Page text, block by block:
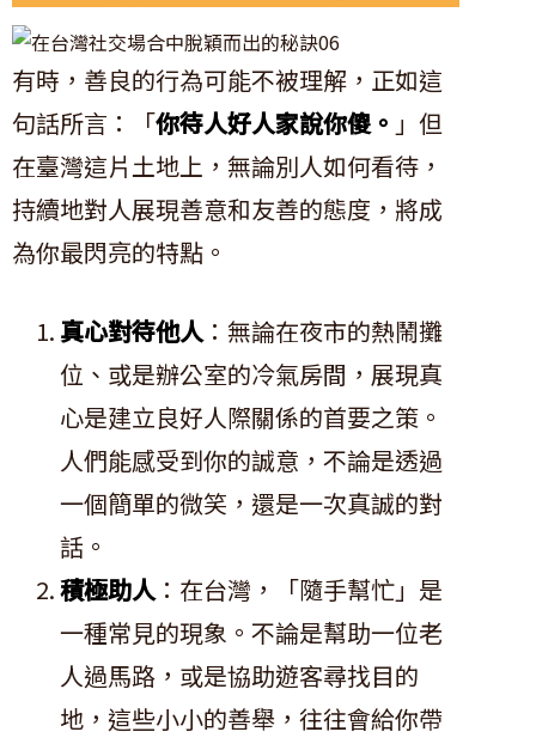
有時，善良的行為可能不被理解，正如這
句話所言：「你待人好人家說你傻。 」但
在臺灣這片土地上，無論別人如何看待，
持續地對人展現善意和友善的態度，將成
為你最閃亮的特點。
真心對待他人：無論在夜市的熱鬧攤
位、或是辦公室的冷氣房間，展現真
心是建立良好人際關係的首要之策。
人們能感受到你的誠意，不論是透過
一個簡單的微笑，還是一次真誠的對
話。
積極助人：在台灣，「隨手幫忙」是
一種常見的現象。不論是幫助一位老
人過馬路，或是協助遊客尋找目的
地，這些小小的善舉，往往會給你帶